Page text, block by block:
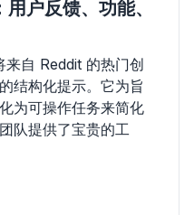
户反馈、功能、
自 Reddit 的热门创
结构化提示。它为旨
为可操作任务来简化
队提供了宝贵的工